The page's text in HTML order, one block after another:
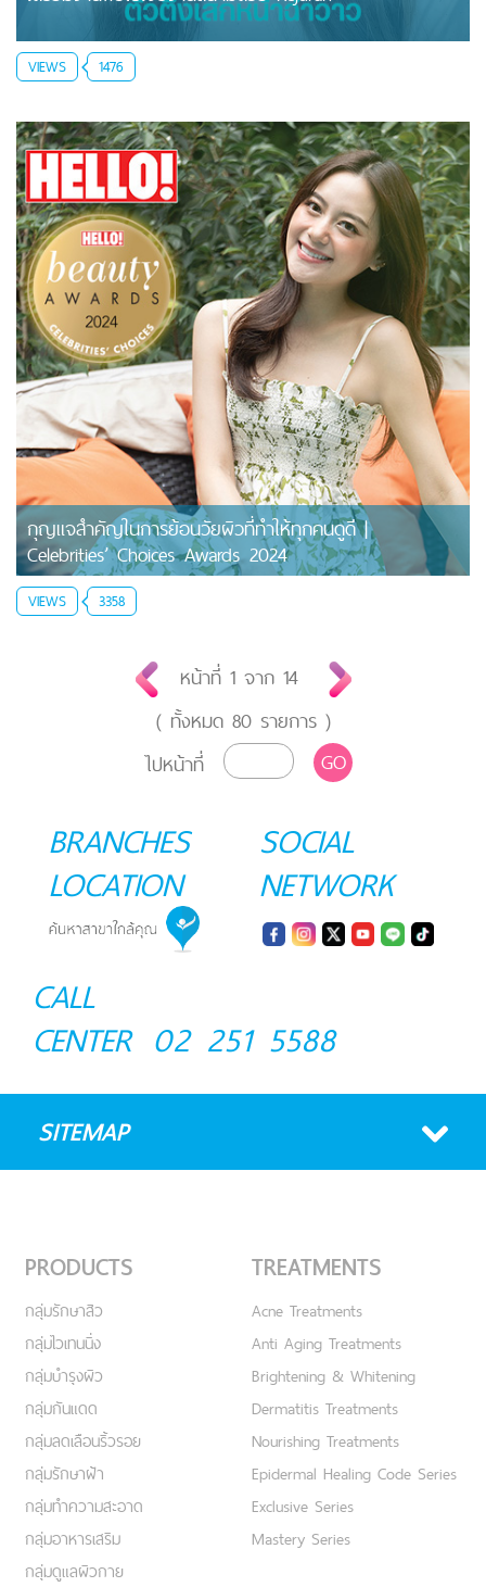
VIEWS 1476
กุญแจสำคัญในการย้อนวัยผิวที่ทำให้ทุกคนดูดี |
Celebrities’ Choices Awards 2024
VIEWS 3358
หน้าที่ 1จาก 14
( ทั้งหมด 80รายการ )
ไปหน้าที่
GO
BRANCHES
LOCATION
SOCIAL
NETWORK
CALL
CENTER 02 251 5588
SITEMAP
PRODUCTS
กลุ่มรักษาสิว
กลุ่มไวเทนนิ่ง
กลุ่มบำรุงผิว
กลุ่มกันแดด
กลุ่มลดเลือนริ้วรอย
กลุ่มรักษาฝ้า
กลุ่มทำความสะอาด
กลุ่มอาหารเสริม
กลุ่มดูแลผิวกาย
TREATMENTS
Acne Treatments
Anti Aging Treatments
Brightening & Whitening
Dermatitis Treatments
Nourishing Treatments
Epidermal Healing Code Series
Exclusive Series
Mastery Series